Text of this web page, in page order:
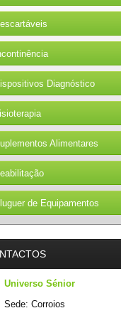
Diagnóstico
Alimentares
de Equipamentos
Universo Sénior
Sede: Corroios